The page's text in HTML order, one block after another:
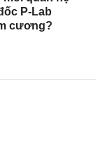
P-Lab
cương?